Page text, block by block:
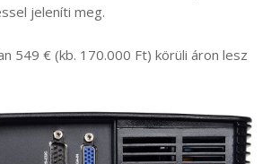
jeleníti meg.
549 € (kb. 170.000 Ft) körüli áron lesz